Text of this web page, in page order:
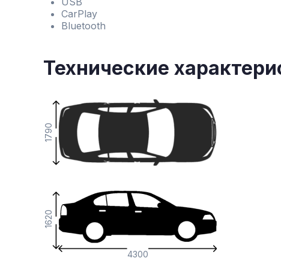
CarPlay
Bluetooth
Технические
4300
1620
1790